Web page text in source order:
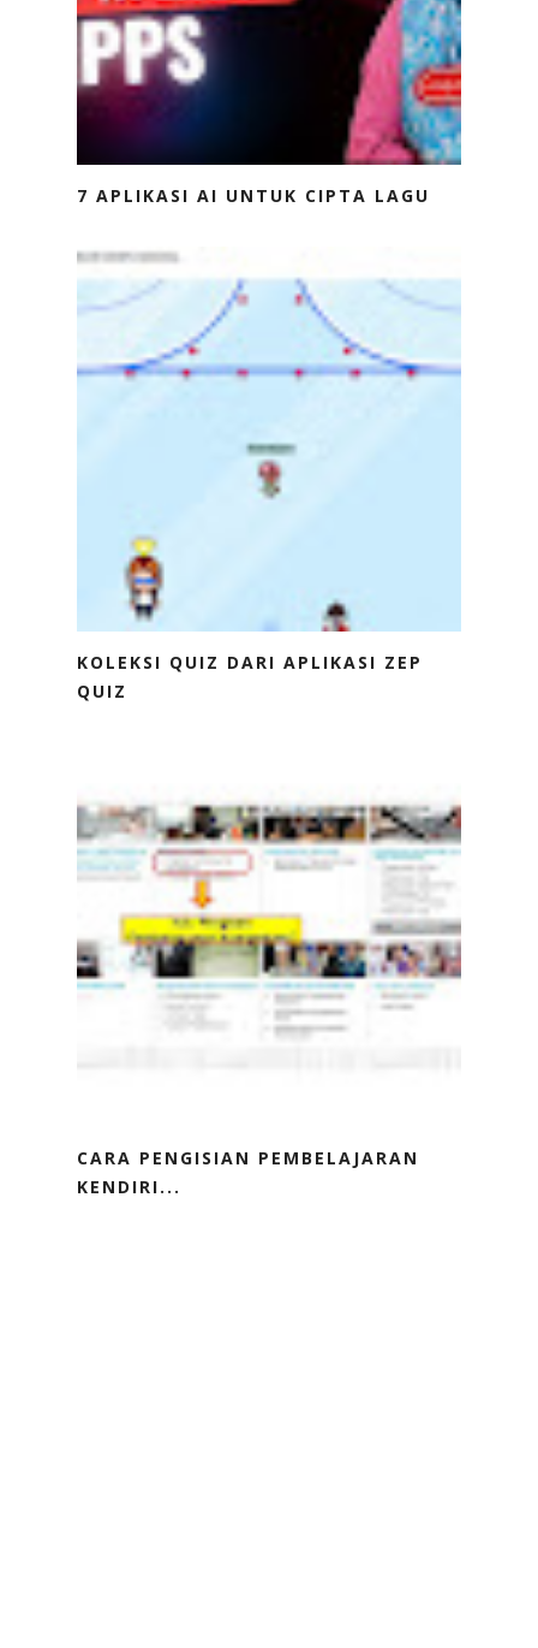
7 APLIKASI AI UNTUK CIPTA LAGU
KOLEKSI QUIZ DARI APLIKASI ZEP
QUIZ
CARA PENGISIAN PEMBELAJARAN
KENDIRI...